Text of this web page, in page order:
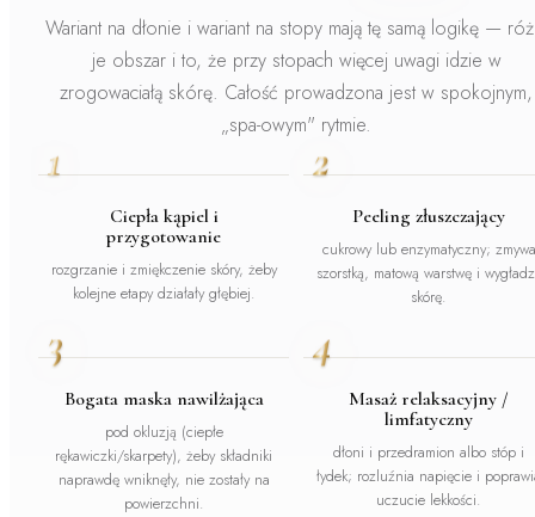
Wariant na dłonie i wariant na stopy mają tę samą logikę —
je obszar i to, że przy stopach więcej uwagi idzie w
zrogowaciałą skórę. Całość prowadzona jest w spokojnym,
„spa-owym" rytmie.
1
Ciepła kąpiel i
przygotowanie
rozgrzanie i zmiękczenie skóry, żeby
kolejne etapy działały głębiej.
2
Peeling złuszczający
cukrowy lub enzymatyczny; zmywa
szorstką, matową warstwę i
skórę.
3
Bogata maska nawilżająca
pod okluzją (ciepłe
rękawiczki/skarpety), żeby składniki
naprawdę wniknęły, nie zostały na
powierzchni.
4
Masaż relaksacyjny /
limfatyczny
dłoni i przedramion albo stóp i
łydek; rozluźnia napięcie i
uczucie lekkości.